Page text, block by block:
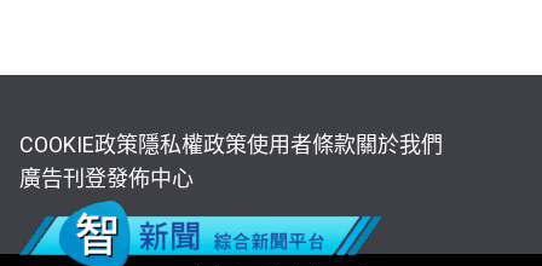
COOKIE政策隱私權政策使用者條款關於我們
廣告刊登發佈中心